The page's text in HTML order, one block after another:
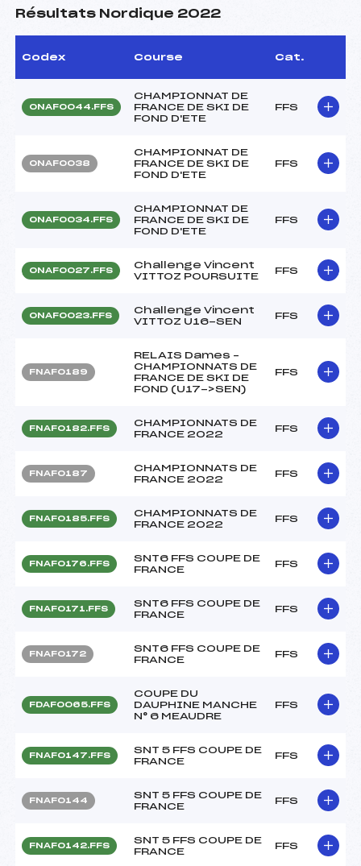
Résultats Nordique 2022
Codex Course Cat.
ONAF0044.FFS
CHAMPIONNAT DE
FRANCE DE SKI DE
FOND D'ETE
FFS
ONAF0038
CHAMPIONNAT DE
FRANCE DE SKI DE
FOND D'ETE
FFS
ONAF0034.FFS
CHAMPIONNAT DE
FRANCE DE SKI DE
FOND D'ETE
FFS
ONAF0027.FFS
Challenge Vincent
VITTOZ POURSUITE
FFS
ONAF0023.FFS
Challenge Vincent
VITTOZ U16-SEN
FFS
FNAF0189
RELAIS Dames –
CHAMPIONNATS DE
FRANCE DE SKI DE
FOND (U17->SEN)
FFS
FNAF0182.FFS
CHAMPIONNATS DE
FRANCE 2022
FFS
FNAF0187
CHAMPIONNATS DE
FRANCE 2022
FFS
FNAF0185.FFS
CHAMPIONNATS DE
FRANCE 2022
FFS
FNAF0176.FFS
SNT6 FFS COUPE DE
FRANCE
FFS
FNAF0171.FFS
SNT6 FFS COUPE DE
FRANCE
FFS
FNAF0172
SNT6 FFS COUPE DE
FRANCE
FFS
FDAF0065.FFS
COUPE DU
DAUPHINE MANCHE
N° 6 MEAUDRE
FFS
FNAF0147.FFS
SNT 5 FFS COUPE DE
FRANCE
FFS
FNAF0144
SNT 5 FFS COUPE DE
FRANCE
FFS
FNAF0142.FFS
SNT 5 FFS COUPE DE
FRANCE
FFS